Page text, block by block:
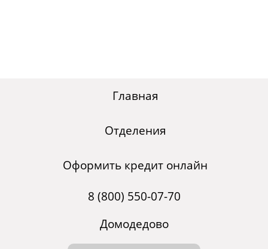
Главная
Отделения
Оформить кредит онлайн
8 (800) 550-07-70
Домодедово